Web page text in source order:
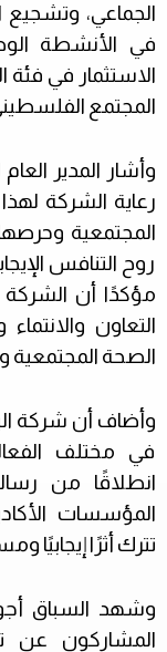
الجماعي، وتشجيع
في الأنشطة
الاستثمار في فئة
المجتمع
وأشار المدير
رعاية الشركة
المجتمعية
روح التنافس
مؤكدًا أن
التعاون
الصحة المجتمعية
وأضاف أن شركة
في مختلف
انطلاقًا من
المؤسسات
تترك أثرًا إيجابيًا
وشهد السباق
المشاركون عن